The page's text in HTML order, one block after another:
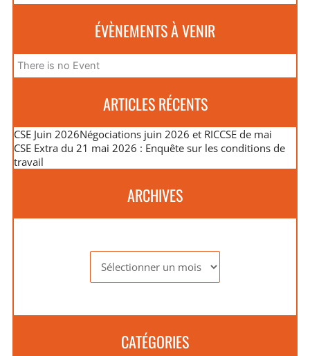
ÉVÈNEMENTS À VENIR
There is no Event
ARTICLES RÉCENTS
CSE Juin 2026Négociations juin 2026 et RICCSE de mai
CSE Extra du 21 mai 2026 : Enquête sur les conditions de
travail
ARCHIVES
CATÉGORIES